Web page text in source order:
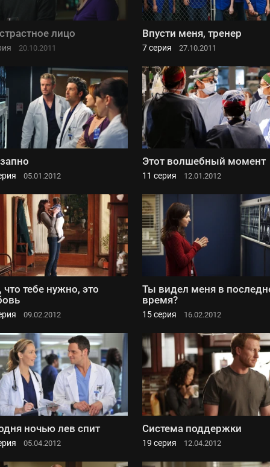
лицо
20.10.2011
Впусти меня, тренер
7 серия 27.10.2011
05.01.2012
Этот волшебный момент
11 серия 12.01.2012
что тебе нужно, это
09.02.2012
Ты видел меня в
время?
15 серия 16.02.2012
ночью лев спит
05.04.2012
Система поддержки
19 серия 12.04.2012